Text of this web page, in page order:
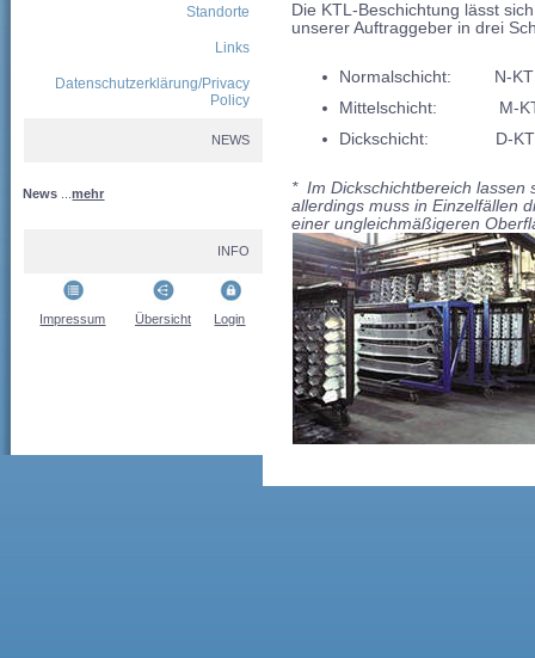
Standorte
Links
Datenschutzerklärung/Privacy
Policy
NEWS
News ...mehr
INFO
Impressum Übersicht Login
Die KTL-Beschichtung lässt
unserer Auftraggeber in drei
Normalschicht:
N-
Mittelschicht:
M-
Dickschicht:
D-
* Im Dickschichtbereich lassen
allerdings muss in Einzelfällen
einer ungleichmäßigeren